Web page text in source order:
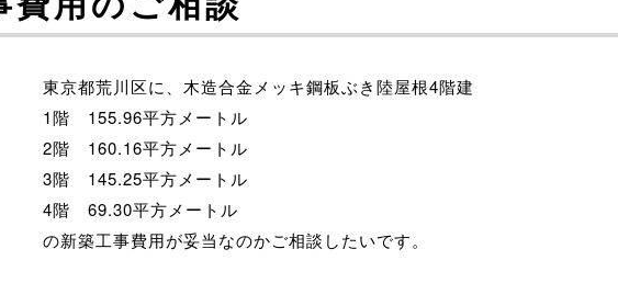
東京都荒川区に、木造合金メッキ鋼板ぶき陸屋根4階建
1階 155.96平方メートル
2階 160.16平方メートル
3階 145.25平方メートル
4階 69.30平方メートル
の新築工事費用が妥当なのかご相談したいです。